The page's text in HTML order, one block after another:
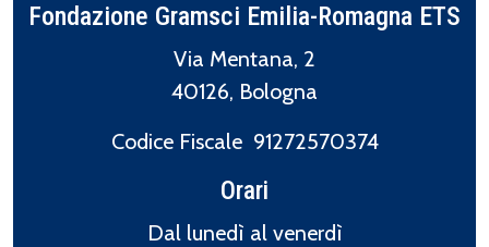
Fondazione Gramsci Emilia-Romagna ETS
Via Mentana, 2
40126, Bologna
Codice Fiscale 91272570374
Orari
Dal lunedì al venerdì